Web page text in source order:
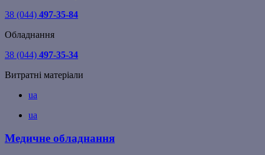
38 (044) 497-35-84
Обладнання
38 (044) 497-35-34
Витратні матеріали
ua
ua
Медичне обладнання